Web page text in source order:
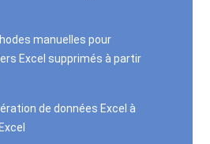
manuelles pour
Excel supprimés à partir
de données Excel à